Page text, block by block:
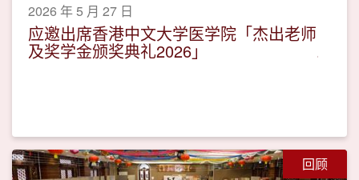
2026 年 5 月 27 日
应邀出席香港中文大学医学院「杰出老师
及奖学金颁奖典礼2026」
回顾